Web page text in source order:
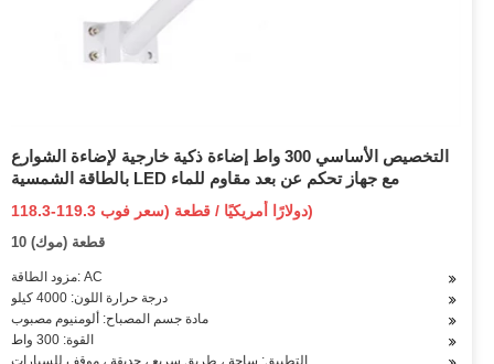
التخصيص الأساسي 300 واط إضاءة ذكية خارجية لإضاءة الشوارع
بالطاقة الشمسية LED مع جهاز تحكم عن بعد مقاوم للماء
118.3-119.3 دولارًا أمريكيًا / قطعة (سعر فوب)
10 قطعة (موك)
مزود الطاقة: AC
درجة حرارة اللون: 4000 كيلو
مادة جسم المصباح: ألومنيوم مصبوب
القوة: 300 واط
التطبيق: ساحة ، طريق سريع ، حديقة ، موقف للسيارات